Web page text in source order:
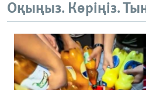
Оқыңыз. Көріңіз.